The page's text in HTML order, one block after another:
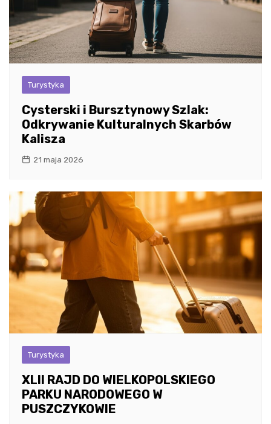
Turystyka
Cysterski i Bursztynowy Szlak:
Odkrywanie Kulturalnych Skarbów
Kalisza
21 maja 2026
Turystyka
XLII RAJD DO WIELKOPOLSKIEGO
PARKU NARODOWEGO W
PUSZCZYKOWIE